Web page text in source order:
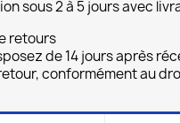
sous 2 à 5 jours avec
retours
de 14 jours après
conformément au